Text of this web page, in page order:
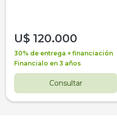
U$ 120.000
30% de entrega + financiación
Financialo en 3 años
Consultar